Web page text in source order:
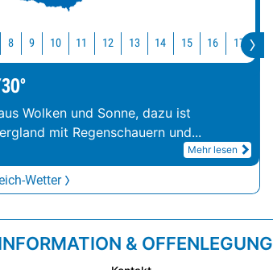
8 9 10 11 12 13 14 15 16 17
Wolken und Sonne, dazu ist
mit Regenschauern und...
Mehr lesen
Wetter
& OFFENLEGUNG